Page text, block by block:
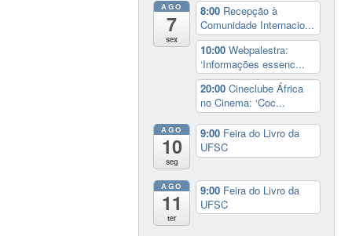
AGO
7
sex
8:00 Recepção à
Comunidade Internacio...
10:00Webpalestra:
‘Informações essenc...
20:00Cineclube África
no Cinema: ‘Coc...
AGO
10
seg
9:00 Feira do Livro da
UFSC
AGO
11
ter
9:00 Feira do Livro da
UFSC